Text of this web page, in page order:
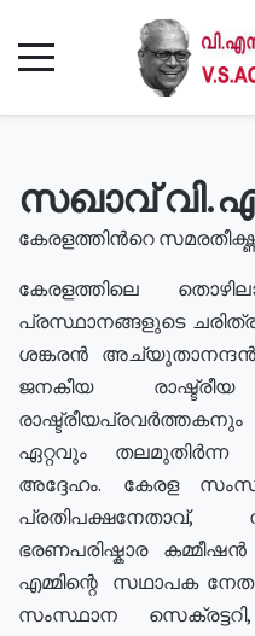
സഖാവ്
കേരളത്തിൻറെ
കേരളത്തിലെ
പ്രസ്ഥാനങ്ങളുടെ
ശങ്കരൻ അച്യുതാനന്ദൻ
ജനകീയ
രാഷ്ട്രീയപ്രവർത്തകനും
ഏറ്റവും തലമുതിർന്ന
അദ്ദേഹം. കേരള
പ്രതിപക്ഷനേതാവ്,
ഭരണപരിഷ്കാര
എമ്മിന്റെ സഥാപക
സംസ്ഥാന സെക്രട്ടറി,